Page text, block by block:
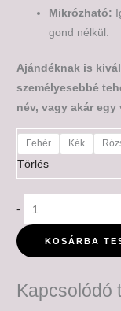
Mikrózható:
gond nélkül.
Ajándéknak is
személyesebbé
név, vagy akár
Fehér Kék
Törlés
-
KOSÁRBA
Kapcsolódó